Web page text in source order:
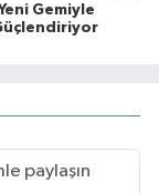
Gemiyle